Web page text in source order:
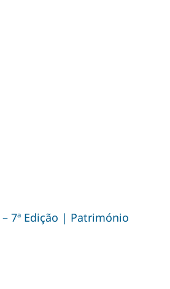
7ª Edição | Património